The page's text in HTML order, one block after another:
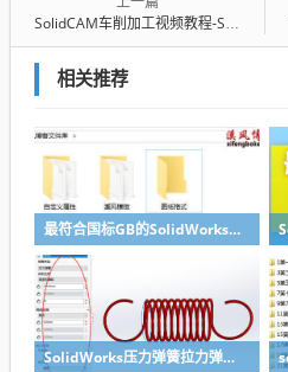
SolidCAM车削加工视频教程-SolidWorks数控编程教程系列
相关推荐
最符合国标GB的SolidWorks图纸格式和图纸模板下载-溪风专用版
SolidWorks压力弹簧拉力弹簧扭力弹簧涡卷弹簧自动生成宏程序下载